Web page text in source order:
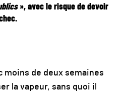
», avec le risque de devoir
moins de deux semaines
la vapeur, sans quoi il